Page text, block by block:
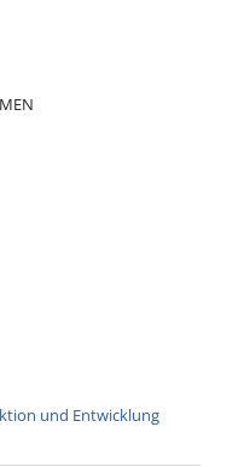
und Entwicklung